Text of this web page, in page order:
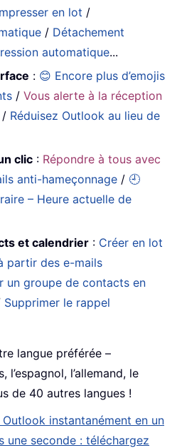
en lot /
/ Détachement
automatique...
: 😊 Encore plus d’emojis
/Vous alerte à la réception
/ Réduisez Outlook au lieu de
clic : Répondre à tous avec
anti-hameçonnage / 🕘
– Heure actuelle de
et calendrier : Créer en lot
partir des e-mails
un groupe de contacts en
Supprimer le rappel
langue préférée –
l’espagnol, l’allemand, le
de 40 autres langues !
instantanément en un
une seconde : téléchargez